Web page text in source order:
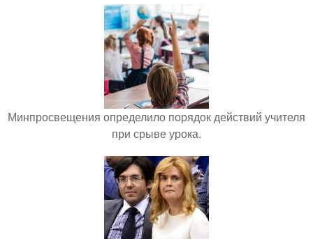
Минпросвещения определило порядок действий учителя
при срыве урока.